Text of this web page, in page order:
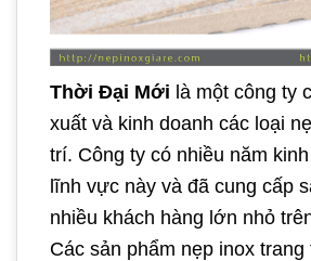
Thời Đại Mới là một công ty
xuất và kinh doanh các loại
trí. Công ty có nhiều năm
lĩnh vực này và đã cung cấp
nhiều khách hàng lớn nhỏ
Các sản phẩm nẹp inox